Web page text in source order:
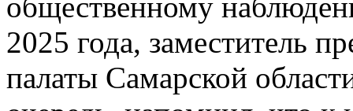
2025 года, заместитель
палаты Самарской